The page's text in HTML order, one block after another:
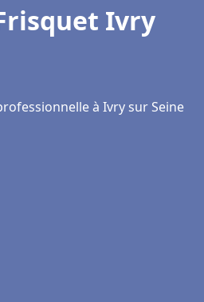
Ivry
à Ivry sur Seine